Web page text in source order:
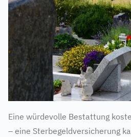
Eine würdevolle Bestattung
– eine Sterbegeldversicherung